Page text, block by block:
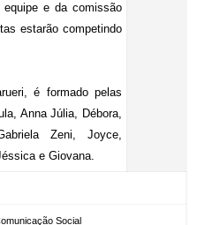
e da comissão
estarão competindo
é formado pelas
Anna Júlia, Débora,
Zeni, Joyce,
e Giovana.
Social